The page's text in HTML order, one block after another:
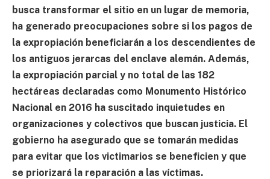
busca transformar el sitio en un lugar de memoria,
ha generado preocupaciones sobre si los pagos de
la expropiación beneficiarán a los descendientes de
los antiguos jerarcas del enclave alemán. Además,
la expropiación parcial y no total de las 182
hectáreas declaradas como Monumento Histórico
Nacional en 2016 ha suscitado inquietudes en
organizaciones y colectivos que buscan justicia. El
gobierno ha asegurado que se tomarán medidas
para evitar que los victimarios se beneficien y que
se priorizará la reparación a las víctimas.